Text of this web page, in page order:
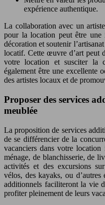
expérience authentique.
La collaboration avec un
pour la location peut être une
décoration et soutenir
locatif. Cette œuvre d’art peut
votre location et susciter la
également être une excellente
des artistes locaux et de
Proposer des services
meublée
La proposition de services
de se différencier de la
vacanciers dans votre
ménage, de blanchisserie, de
activités et des excursions
vélos, des kayaks, ou
additionnels faciliteront la vie
profiter pleinement de leurs